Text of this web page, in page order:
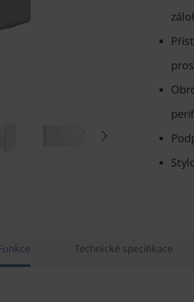
Technické specifikace